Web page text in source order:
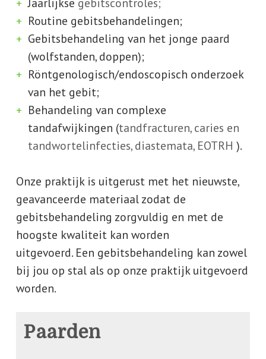
Routine gebitsbehandelingen;
Gebitsbehandeling van het jonge paard
(wolfstanden, doppen);
Röntgenologisch/endoscopisch onderzoek
van het gebit;
Behandeling van complexe
tandafwijkingen (tandfracturen, caries en
tandwortelinfecties, diastemata, EOTRH ).
Onze praktijk is uitgerust met het nieuwste,
geavanceerde materiaal zodat de
gebitsbehandeling zorgvuldig en met de
hoogste kwaliteit kan worden
uitgevoerd. Een gebitsbehandeling kan zowel
bij jou op stal als op onze praktijk uitgevoerd
worden.
Paarden